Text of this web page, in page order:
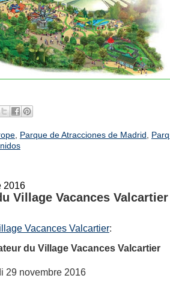
, Parque de Atracciones de Madrid,
2016
Village Vacances
Vacances Valcartier:
du Village Vacances Valcartier
29 novembre 2016